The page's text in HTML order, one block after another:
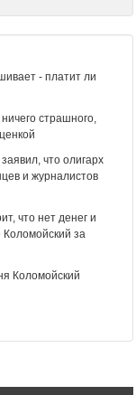
- платит ли
страшного,
что олигарх
и журналистов
что нет денег и
за
Коломойский